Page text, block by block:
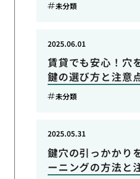
未分類
賃貸でも安心！穴
鍵の選び方と注意
2025.06.01
未分類
鍵穴の引っかかり
ーニングの方法と
2025.05.31